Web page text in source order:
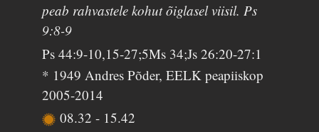
peab rahvastele kohut õiglasel viisil. Ps
9:8-9
Ps 44:9-10,15-27;5Ms 34;Js 26:20-27:1
* 1949 Andres Põder, EELK peapiiskop
2005-2014
08.32- 15.42